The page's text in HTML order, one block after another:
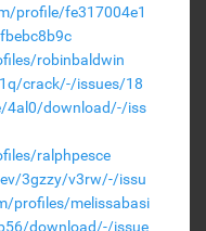
profile/fe317004e1
robinbaldwin
crack/-/issues/18
4al0/download/-/iss
ralphpesce
3gzzy/v3rw/-/issu
profiles/melissabasi
download/-/issue